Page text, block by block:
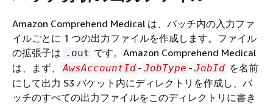
Amazon Comprehend Medical は、バッチ内の入力ファ
イルごとに 1 つの出力ファイルを作成します。ファイル
の拡張子は .out です。Amazon Comprehend Medical
は、まず、
AwsAccountId - JobType - JobId を名前
にして出力 S3 バケット内にディレクトリを作成し、バ
ッチのすべての出力ファイルをこのディレクトリに書き